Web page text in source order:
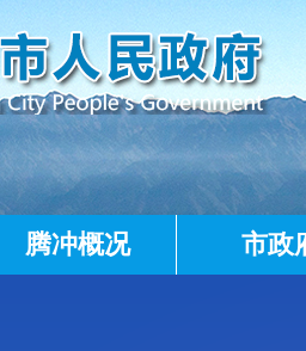
腾冲概况 市政